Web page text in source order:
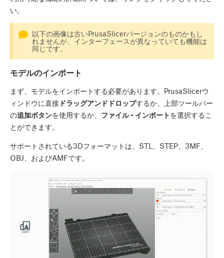
い。
以下の画像は古いPrusaSlicerバージョンのものかもし
れませんが、インターフェースが異なっていても機能は
同じです。
モデルのインポート
まず、モデルをインポートする必要があります。PrusaSlicerウ
ィンドウに直接 ドラッグアンドドロップするか、上部ツールバー
の追加ボタンを使用するか、 ファイル - インポートを選択するこ
とができます。
サポートされている3Dフォーマットは、STL、STEP、3MF、
OBJ、およびAMFです。